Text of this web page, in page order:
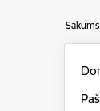
Sākums